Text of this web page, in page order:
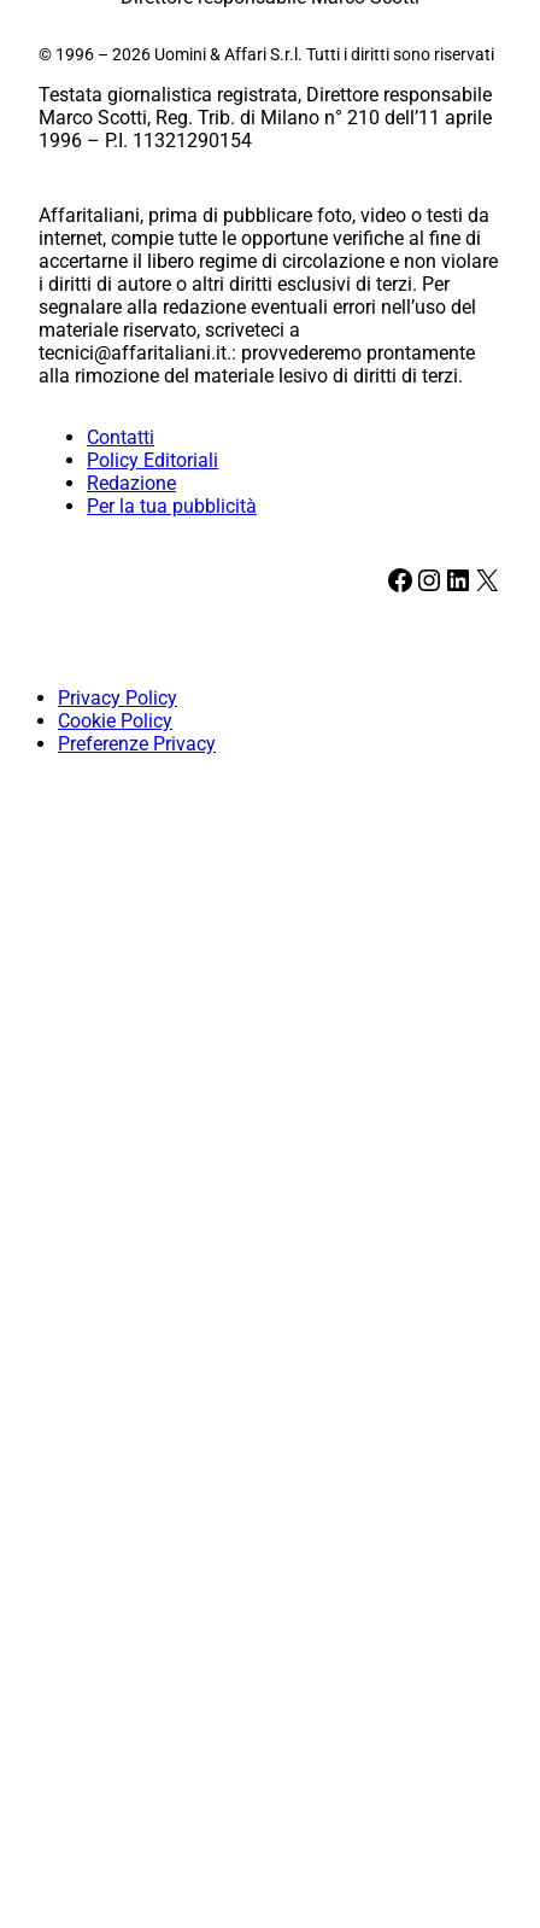
© 1996 – 2026 Uomini & Affari S.r.l. Tutti i diritti sono riservati
Testata giornalistica registrata, Direttore responsabile
Marco Scotti, Reg. Trib. di Milano n° 210 dell’11 aprile
1996 – P.I. 11321290154
Affaritaliani, prima di pubblicare foto, video o testi da
internet, compie tutte le opportune verifiche al fine di
accertarne il libero regime di circolazione e non violare
i diritti di autore o altri diritti esclusivi di terzi. Per
segnalare alla redazione eventuali errori nell’uso del
materiale riservato, scriveteci a
tecnici@affaritaliani.it.: provvederemo prontamente
alla rimozione del materiale lesivo di diritti di terzi.
Contatti
Policy Editoriali
Redazione
Per la tua pubblicità
Facebook Instagram LinkedIn X
Privacy Policy
Cookie Policy
Preferenze Privacy